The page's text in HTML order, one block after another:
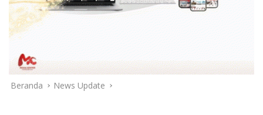
Beranda News Update